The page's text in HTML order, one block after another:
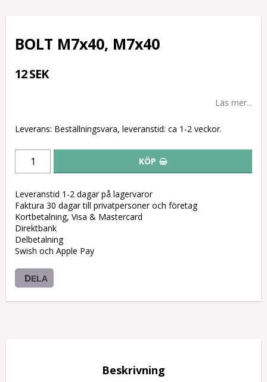
BOLT M7x40, M7x40
12 SEK
Läs mer...
Leverans: Beställningsvara, leveranstid: ca 1-2 veckor.
KÖP
Leveranstid 1-2 dagar på lagervaror
Faktura 30 dagar till privatpersoner och företag
Kortbetalning, Visa & Mastercard
Direktbank
Delbetalning
Swish och Apple Pay
DELA
Beskrivning